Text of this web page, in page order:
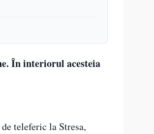
În interiorul acesteia
teleferic la Stresa,